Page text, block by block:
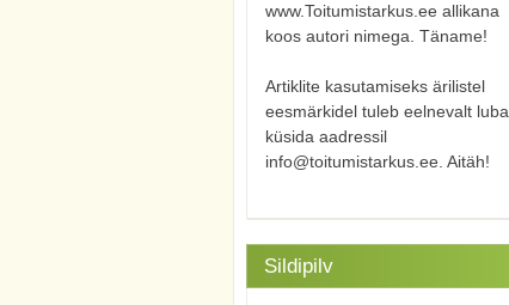
www.Toitumistarkus.ee allikana
koos autori nimega. Täname!
Artiklite kasutamiseks ärilistel
eesmärkidel tuleb eelnevalt luba
küsida aadressil
info@toitumistarkus.ee. Aitäh!
Sildipilv